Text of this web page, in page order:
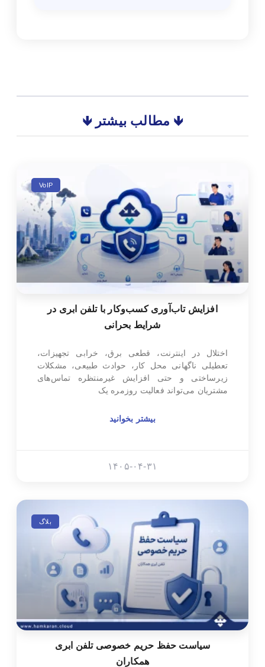
🡻 مطالب بیشتر 🡻
VoIP
افزایش تاب‌آوری کسب‌وکار با تلفن ابری در
شرایط بحرانی
اختلال در اینترنت، قطعی برق، خرابی تجهیزات،
تعطیلی ناگهانی محل کار، حوادث طبیعی، مشکلات
زیرساختی و حتی افزایش غیرمنتظره تماس‌های
مشتریان می‌تواند فعالیت روزمره یک
بیشتر بخوانید
۱۴۰۵-۰۴-۳۱
بلاگ
سیاست حفظ حریم خصوصی تلفن ابری
همکاران